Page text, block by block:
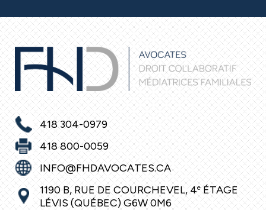
418 304-0979
418 800-0059
INFO@FHDAVOCATES.CA
1190 B, RUE DE COURCHEVEL, 4eÉTAGE
LÉVIS (QUÉBEC) G6W 0M6